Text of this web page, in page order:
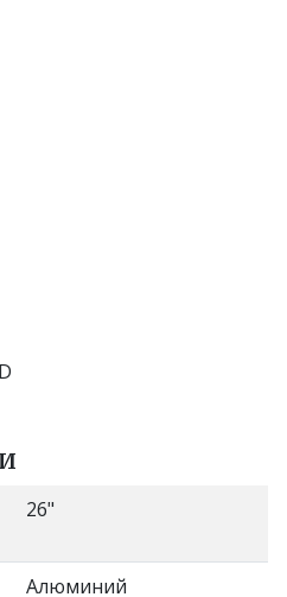
26"
Алюминий